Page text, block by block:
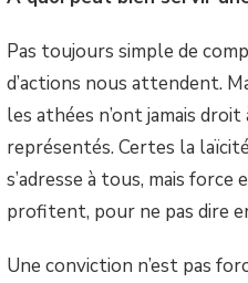
Pas toujours simple de
d’actions nous attendent.
les athées n’ont jamais
représentés. Certes la
s’adresse à tous, mais
profitent, pour ne pas dire
Une conviction n’est pas